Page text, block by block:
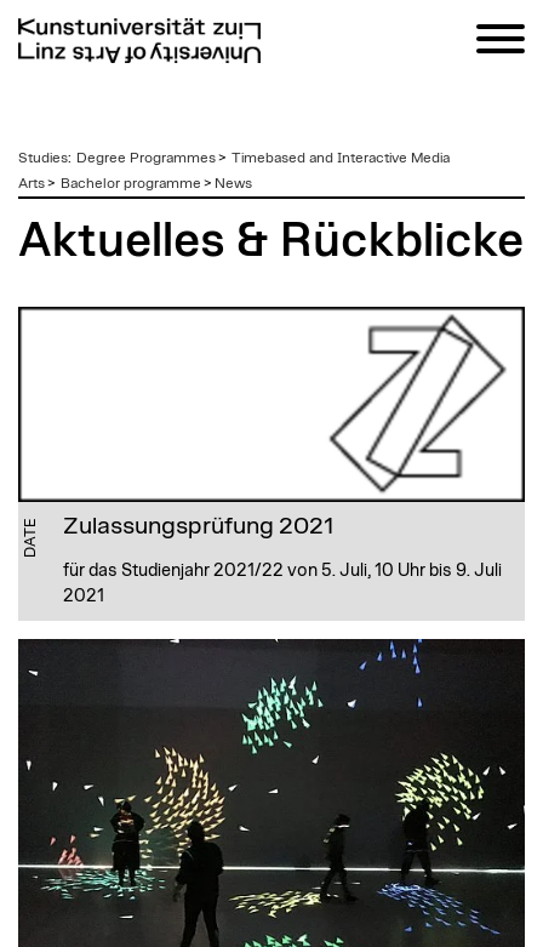
zum
Inhalt
Studies: Degree Programmes> Timebased and Interactive Media
Arts> Bachelor programme > News
Aktuelles & Rückblicke
DATE Zulassungsprüfung 2021
für das Studienjahr 2021/22 von 5. Juli, 10 Uhr bis 9. Juli
2021